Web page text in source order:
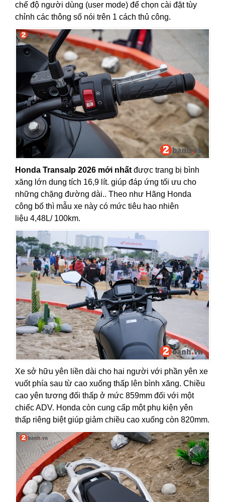
chế độ người dùng (user mode) để chọn cài đặt tùy
chỉnh các thông số nói trên 1 cách thủ công.
Honda Transalp 2026 mới nhất được trang bị bình
xăng lớn dung tích 16,9 lít. giúp đáp ứng tối ưu cho
những chặng đường dài.. Theo như Hãng Honda
công bố thì mẫu xe này có mức tiêu hao nhiên
liệu 4,48L/ 100km.
Xe sở hữu yên liền dài cho hai người với phần yên xe
vuốt phía sau từ cao xuống thấp lên bình xăng. Chiều
cao yên tương đối thấp ở mức 859mm đối với một
chiếc ADV. Honda còn cung cấp một phụ kiện yên
thấp riêng biệt giúp giảm chiều cao xuống còn 820mm.